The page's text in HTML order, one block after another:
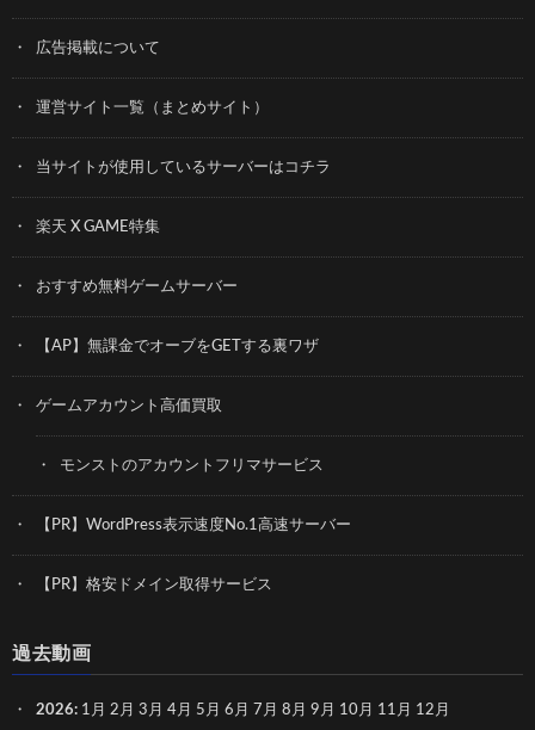
広告掲載について
運営サイト一覧（まとめサイト）
当サイトが使用しているサーバーはコチラ
楽天 X GAME特集
おすすめ無料ゲームサーバー
【AP】無課金でオーブをGETする裏ワザ
ゲームアカウント高価買取
モンストのアカウントフリマサービス
【PR】WordPress表示速度No.1高速サーバー
【PR】格安ドメイン取得サービス
過去動画
2026: 1月 2月 3月 4月 5月 6月 7月 8月 9月 10月 11月 12月